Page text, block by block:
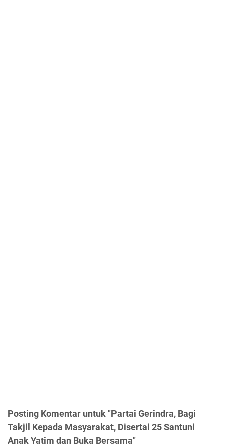
Posting Komentar untuk "Partai Gerindra, Bagi
Takjil Kepada Masyarakat, Disertai 25 Santuni
Anak Yatim dan Buka Bersama"